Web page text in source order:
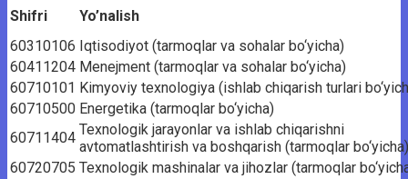
Shifri
Yo’nalish
60310106 Iqtisodiyot (tarmoqlar va sohalar bo‘yicha)
60411204 Menejment (tarmoqlar va sohalar bo‘yicha)
60710101 Kimyoviy texnologiya (ishlab chiqarish turlari
60710500 Energetika (tarmoqlar bo‘yicha)
60711404 Texnologik jarayonlar va ishlab chiqarishni
avtomatlashtirish va boshqarish (tarmoqlar bo‘yicha)
60720705 Texnologik mashinalar va jihozlar (tarmoqlar